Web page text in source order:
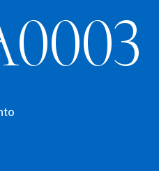
su